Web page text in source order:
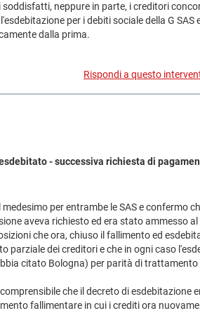
neppure in parte, i creditori
per i debiti sociale della G SAS
dalla prima.
Rispondi a questo
- successiva richiesta di
per entrambe le SAS e confermo
aveva richiesto ed era stato ammesso
che ora, chiuso il fallimento ed
parziale dei creditori e che in ogni caso
citato Bologna) per parità di
che il decreto di esdebitazione
fallimentare in cui i crediti ora